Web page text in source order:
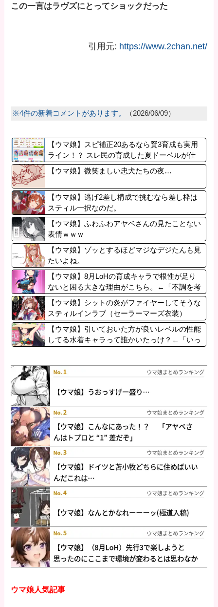
この一言はラヴズにとってショックだった
引用元: https://www.2chan.net/
※4件の新着コメントがあります。 （2026/06/09）
【ウマ娘】スピ補正20あるなら賢3育成も実用
ライン！？ スレ民の育成した夏ドーベルが仕
上がりつつある件
【ウマ娘】微笑ましい忠犬たちの夜…
【ウマ娘】逃げ2差し構成で挑むなら差し枠は
スティル一択なのだ。
【ウマ娘】ふわふわアヤベさんの見たことない
表情ｗｗｗ
【ウマ娘】ゾッとするほどマジなデジたんも見
たいよね。
【ウマ娘】8月LoHの育成キャラで根性が足り
ないと困る大きな理由がこちら。←「不調を考
慮すると1021必要」
【ウマ娘】シットの炎がファイヤーしてそうな
スティルインラブ（セーラーマーズ衣装）
【ウマ娘】引いておいた方が良いレベルの性能
してる水着キャラって誰かいたっけ？←「いっ
ウマ娘人気記事